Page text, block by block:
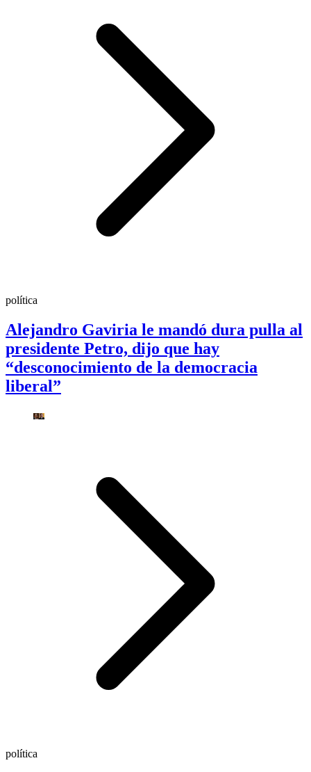
política
Alejandro Gaviria le mandó dura pulla al
presidente Petro, dijo que hay
“desconocimiento de la democracia
liberal”
política